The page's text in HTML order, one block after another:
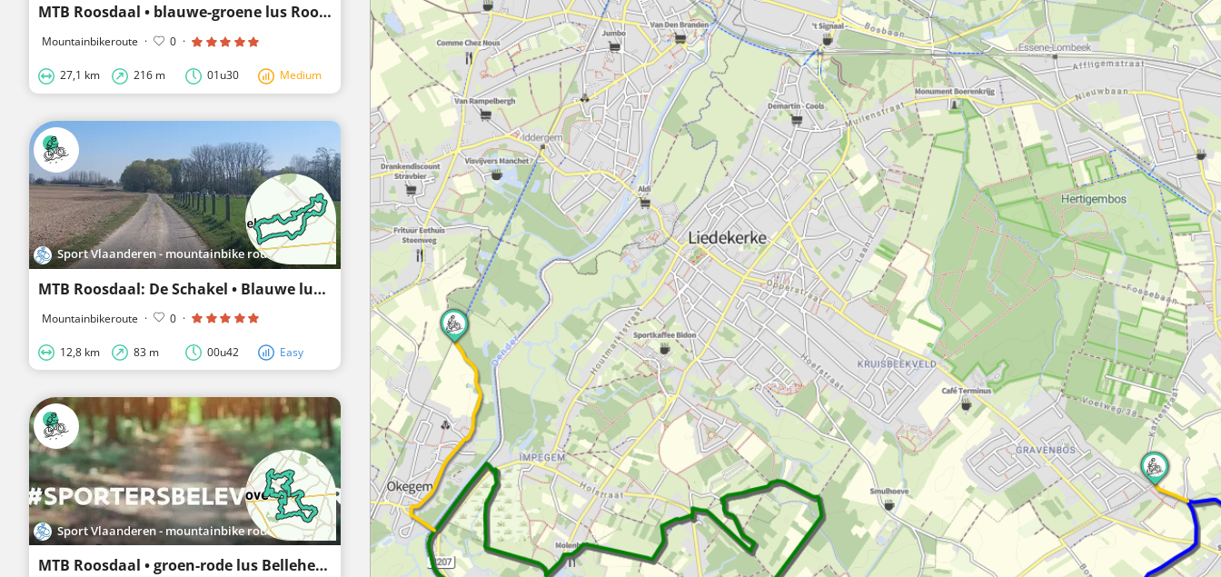
MTB Roosdaal • blauwe-groene lus Roosdaal
Mountainbikeroute · 0 ·
27,1 km 216 m 01u30 Medium
Sport Vlaanderen - mountainbike routes
MTB Roosdaal: De Schakel • Blauwe lus Belleheide
Mountainbikeroute · 0 ·
12,8 km 83 m 00u42 Easy
Sport Vlaanderen - mountainbike routes
MTB Roosdaal • groen-rode lus Belleheide